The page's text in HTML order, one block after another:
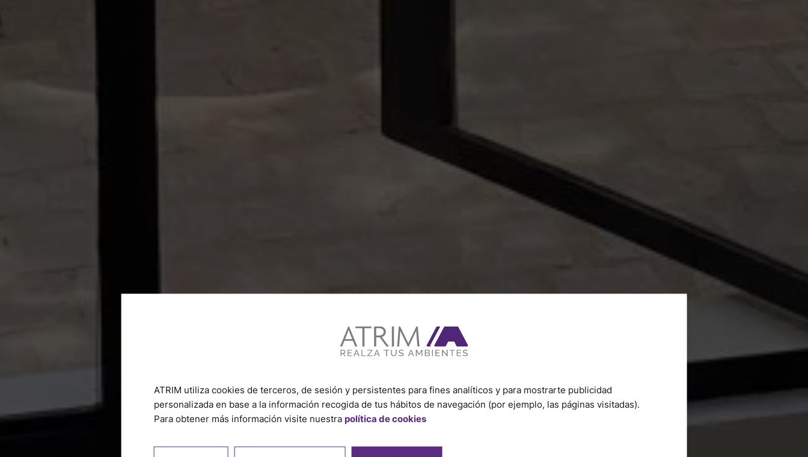
ATRIM utiliza cookies de terceros, de sesión y persistentes para fines analíticos y para mostrarte publicidad
personalizada en base a la información recogida de tus hábitos de navegación (por ejemplo, las páginas visitadas).
Para obtener más información visite nuestra política de cookies